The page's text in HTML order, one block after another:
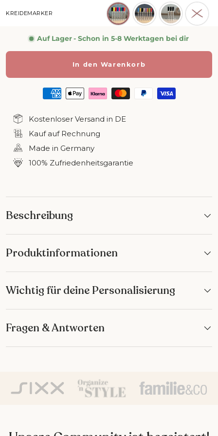
KREIDEMARKER
Auf Lager- Schon in 5-8 Werktagen bei dir
In den Warenkorb
Kostenloser Versand in DE
Kauf auf Rechnung
Made in Germany
100% Zufriedenheitsgarantie
Beschreibung
Produktinformationen
Wichtig für deine Personalisierung
Fragen & Antworten